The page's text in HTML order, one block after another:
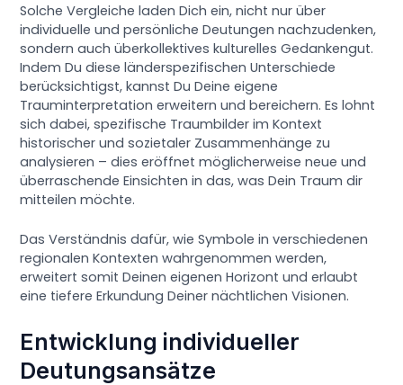
Solche Vergleiche laden Dich ein, nicht nur über
individuelle und persönliche Deutungen nachzudenken,
sondern auch überkollektives kulturelles Gedankengut.
Indem Du diese länderspezifischen Unterschiede
berücksichtigst, kannst Du Deine eigene
Trauminterpretation erweitern und bereichern. Es lohnt
sich dabei, spezifische Traumbilder im Kontext
historischer und sozietaler Zusammenhänge zu
analysieren – dies eröffnet möglicherweise neue und
überraschende Einsichten in das, was Dein Traum dir
mitteilen möchte.
Das Verständnis dafür, wie Symbole in verschiedenen
regionalen Kontexten wahrgenommen werden,
erweitert somit Deinen eigenen Horizont und erlaubt
eine tiefere Erkundung Deiner nächtlichen Visionen.
Entwicklung individueller
Deutungsansätze